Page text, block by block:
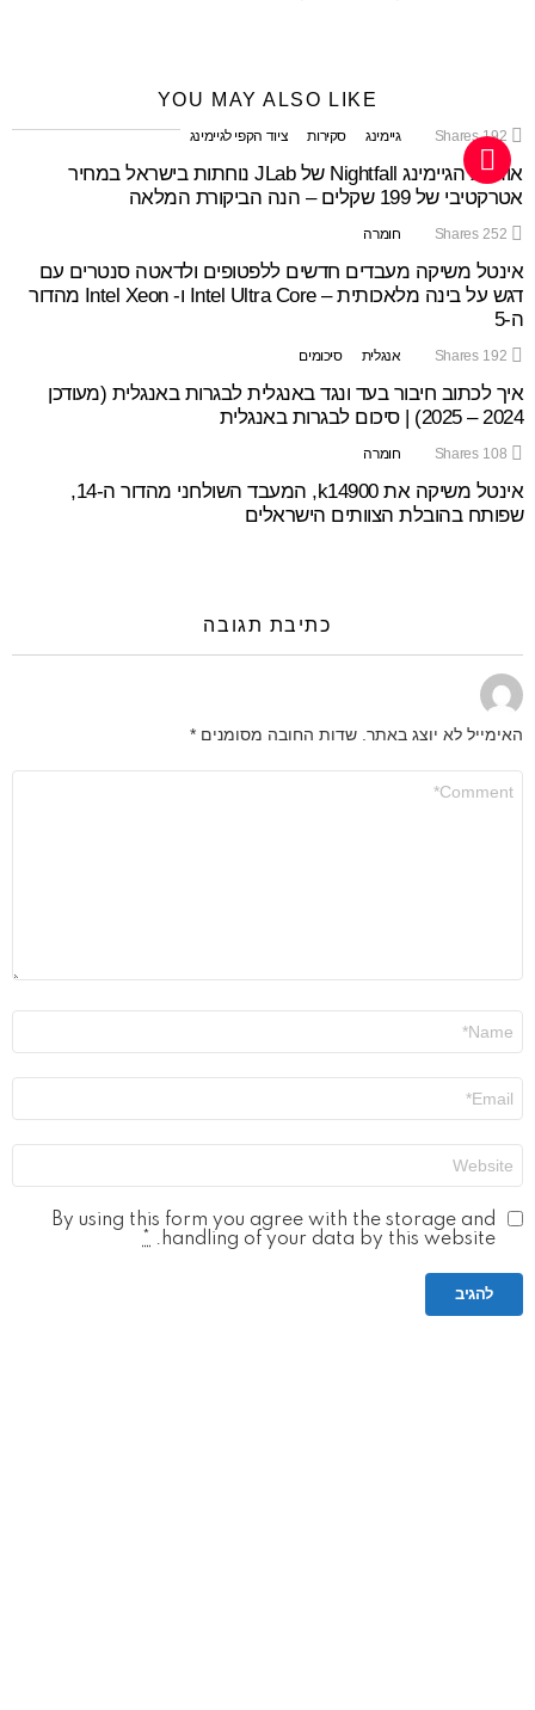
YOU MAY ALSO LIKE
192
Shares גיימינג סקירות ציוד הקפי לגיימינג
אוזניות הגיימינג Nightfall של JLab נוחתות בישראל במחיר
אטרקטיבי של 199 שקלים – הנה הביקורת המלאה
252
Shares חומרה
אינטל משיקה מעבדים חדשים ללפטופים ולדאטה סנטרים עם
דגש על בינה מלאכותית – Intel Ultra Core ו- Intel Xeon מהדור
ה-5
192
Shares אנגלית סיכומים
איך לכתוב חיבור בעד ונגד באנגלית לבגרות באנגלית (מעודכן
2024 – 2025) | סיכום לבגרות באנגלית
108
Shares חומרה
אינטל משיקה את k14900, המעבד השולחני מהדור ה-14,
שפותח בהובלת הצוותים הישראלים
כתיבת תגובה
האימייל לא יוצג באתר. שדות החובה מסומנים *
שלך
By using this form you agree with the storage and
handling of your data by this website.